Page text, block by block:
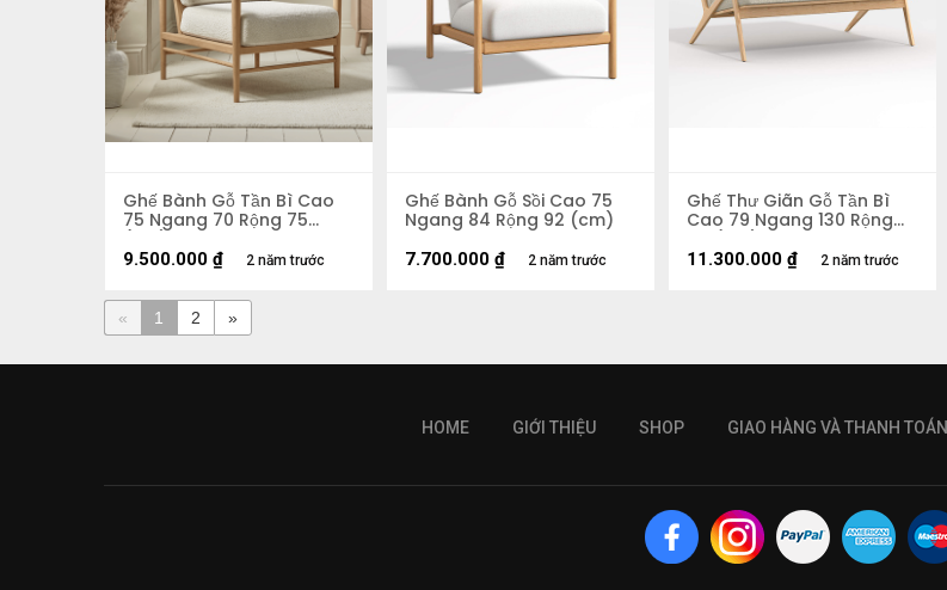
Ghế Bành Gỗ Tần Bì Cao
75 Ngang 70 Rộng 75
(cm)
2 năm trước
9.500.000 ₫
Ghế Bành Gỗ Sồi Cao 75
Ngang 84 Rộng 92 (cm)
2 năm trước
7.700.000 ₫
Ghế Thư Giãn Gỗ Tần Bì
Cao 79 Ngang 130 Rộng
84 (cm)
2 năm trước
11.300.000 ₫
« 1 2 »
HOME GIỚI THIỆU SHOP GIAO HÀNG VÀ THANH TOÁN